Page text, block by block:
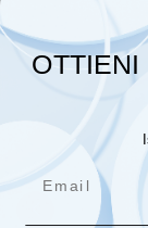
OTTIENI